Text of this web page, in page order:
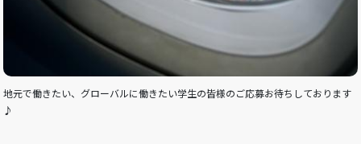
地元で働きたい、グローバルに働きたい学生の皆様のご応募お待ちしております
♪